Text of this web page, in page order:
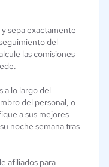
sepa exactamente
del
las comisiones
a lo largo del
del personal, o
a sus mejores
noche semana tras
afiliados para